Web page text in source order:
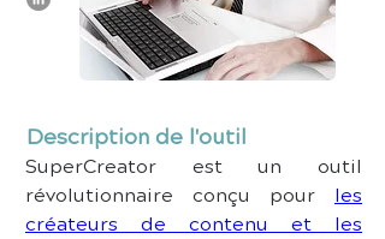
Description de l'outil
SuperCreator est un outil
révolutionnaire conçu pour les
créateurs de contenu et les